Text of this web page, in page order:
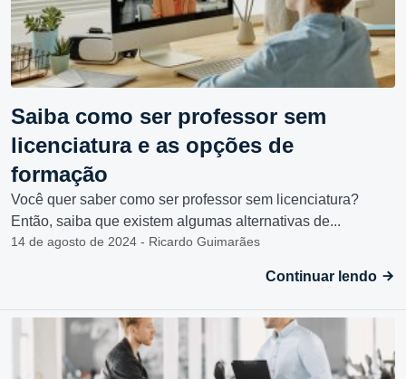
Saiba como ser professor sem
licenciatura e as opções de
formação
Você quer saber como ser professor sem licenciatura?
Então, saiba que existem algumas alternativas de...
14 de agosto de 2024 - Ricardo Guimarães
Continuar lendo